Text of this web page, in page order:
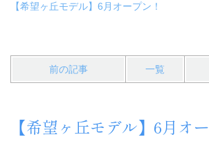
【希望ヶ丘モデル】6月オープン！
前の記事 一覧
【希望ヶ丘モデル】6月オー